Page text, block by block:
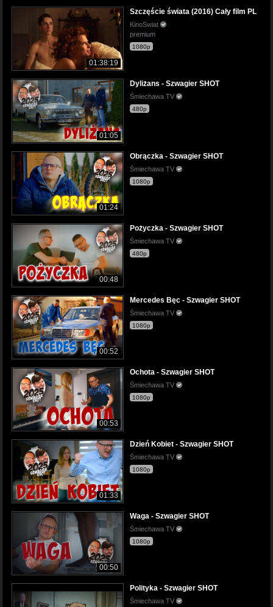
01:38:19
Szczęście świata (2016) Cały film PL
KinoSwiat
premium
1080p
01:05
Dyliżans - Szwagier SHOT
Śmiechawa TV
480p
01:24
Obrączka - Szwagier SHOT
Śmiechawa TV
1080p
00:48
Pożyczka - Szwagier SHOT
Śmiechawa TV
480p
00:52
Mercedes Bęc - Szwagier SHOT
Śmiechawa TV
1080p
00:53
Ochota - Szwagier SHOT
Śmiechawa TV
1080p
01:33
Dzień Kobiet - Szwagier SHOT
Śmiechawa TV
1080p
00:50
Waga - Szwagier SHOT
Śmiechawa TV
1080p
Polityka - Szwagier SHOT
Śmiechawa TV